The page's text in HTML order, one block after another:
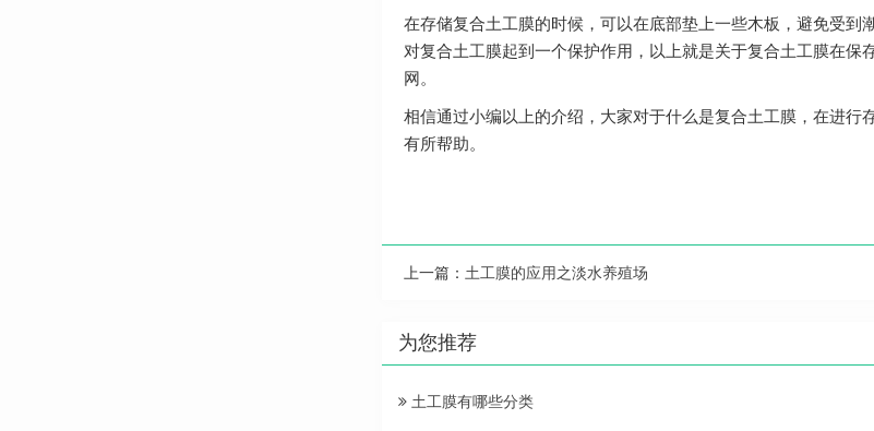
在存储复合土工膜的时候，可以在底部垫上一些木板，避免受
对复合土工膜起到一个保护作用，以上就是关于复合土工膜在
网。
相信通过小编以上的介绍，大家对于什么是复合土工膜，在进
有所帮助。
上一篇： 土工膜的应用之淡水养殖场
为您推荐
土工膜有哪些分类